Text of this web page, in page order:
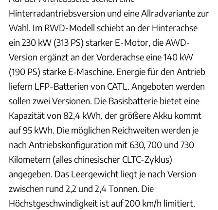
Hinterradantriebsversion und eine Allradvariante zur
Wahl. Im RWD-Modell schiebt an der Hinterachse
ein 230 kW (313 PS) starker E-Motor, die AWD-
Version ergänzt an der Vorderachse eine 140 kW
(190 PS) starke E‑Maschine. Energie für den Antrieb
liefern LFP-Batterien von CATL. Angeboten werden
sollen zwei Versionen. Die Basisbatterie bietet eine
Kapazität von 82,4 kWh, der größere Akku kommt
auf 95 kWh. Die möglichen Reichweiten werden je
nach Antriebskonfiguration mit 630, 700 und 730
Kilometern (alles chinesischer CLTC-Zyklus)
angegeben. Das Leergewicht liegt je nach Version
zwischen rund 2,2 und 2,4 Tonnen. Die
Höchstgeschwindigkeit ist auf 200 km/h limitiert.